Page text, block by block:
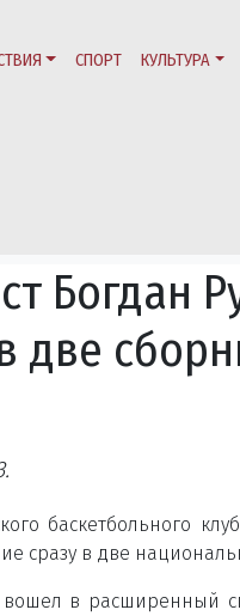
СПОРТ КУЛЬТУРА
Богдан
две
баскетбольного
сразу в две
вошел в расширенный